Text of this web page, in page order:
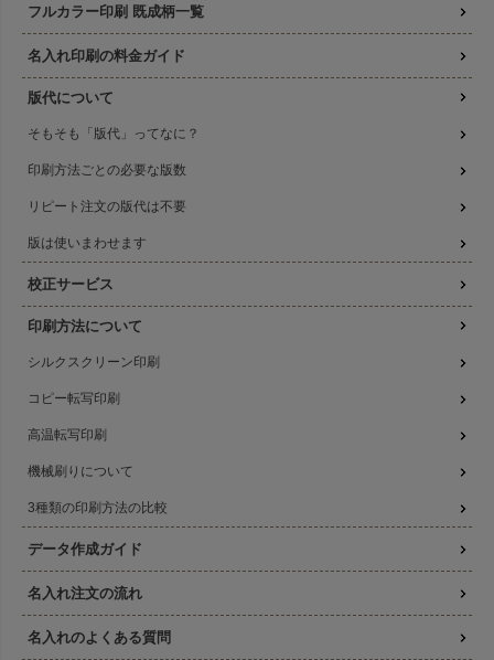
フルカラー印刷 既成柄一覧
名入れ印刷の料金ガイド
版代について
そもそも「版代」ってなに？
印刷方法ごとの必要な版数
リピート注文の版代は不要
版は使いまわせます
校正サービス
印刷方法について
シルクスクリーン印刷
コピー転写印刷
高温転写印刷
機械刷りについて
3種類の印刷方法の比較
データ作成ガイド
名入れ注文の流れ
名入れのよくある質問